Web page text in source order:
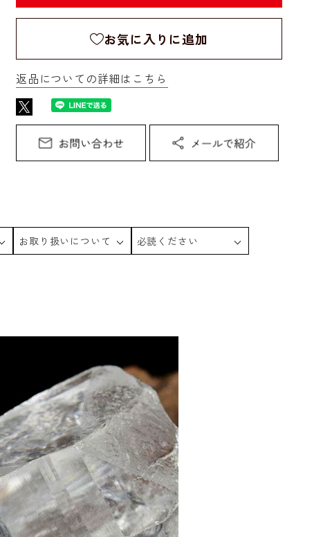
お気に入りに追加
返品についての詳細はこちら
お取り扱いについて 必読ください